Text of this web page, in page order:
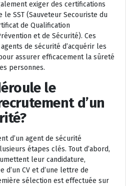
exiger des certifications
SST (Sauveteur Secouriste du
de Qualification
et de Sécurité). Ces
de sécurité d’acquérir les
assurer efficacement la sûreté
personnes.
le
d’un
d’un agent de sécurité
étapes clés. Tout d’abord,
leur candidature,
d’un CV et d’une lettre de
sélection est effectuée sur